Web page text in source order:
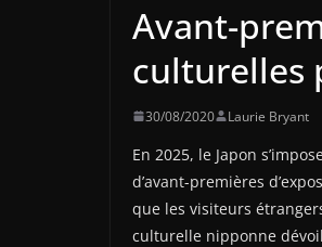
Avant-
culturelles
30/08/2020 Laurie Bryant
En 2025, le Japon
d’avant-premières
que les visiteurs
culturelle nipponne